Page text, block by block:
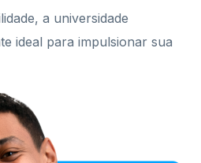
a universidade
ideal para impulsionar sua